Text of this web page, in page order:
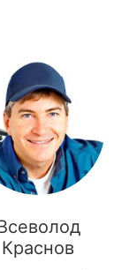
Краснов